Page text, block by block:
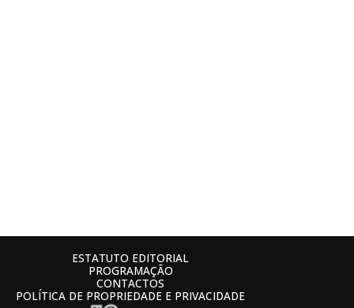
ESTATUTO EDITORIAL
PROGRAMAÇÃO
CONTACTOS
POLÍTICA DE PROPRIEDADE E PRIVACIDADE